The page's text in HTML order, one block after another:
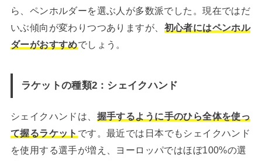
ら、ペンホルダーを選ぶ人が多数派でした。現在ではだ
いぶ傾向が変わりつつありますが、 初心者にはペンホル
ダーがおすすめでしょう。
ラケットの種類2：シェイクハンド
シェイクハンドは、 握手するように手のひら全体を使っ
て握るラケット です。最近では日本でもシェイクハンド
を使用する選手が増え、ヨーロッパではほぼ100%の選